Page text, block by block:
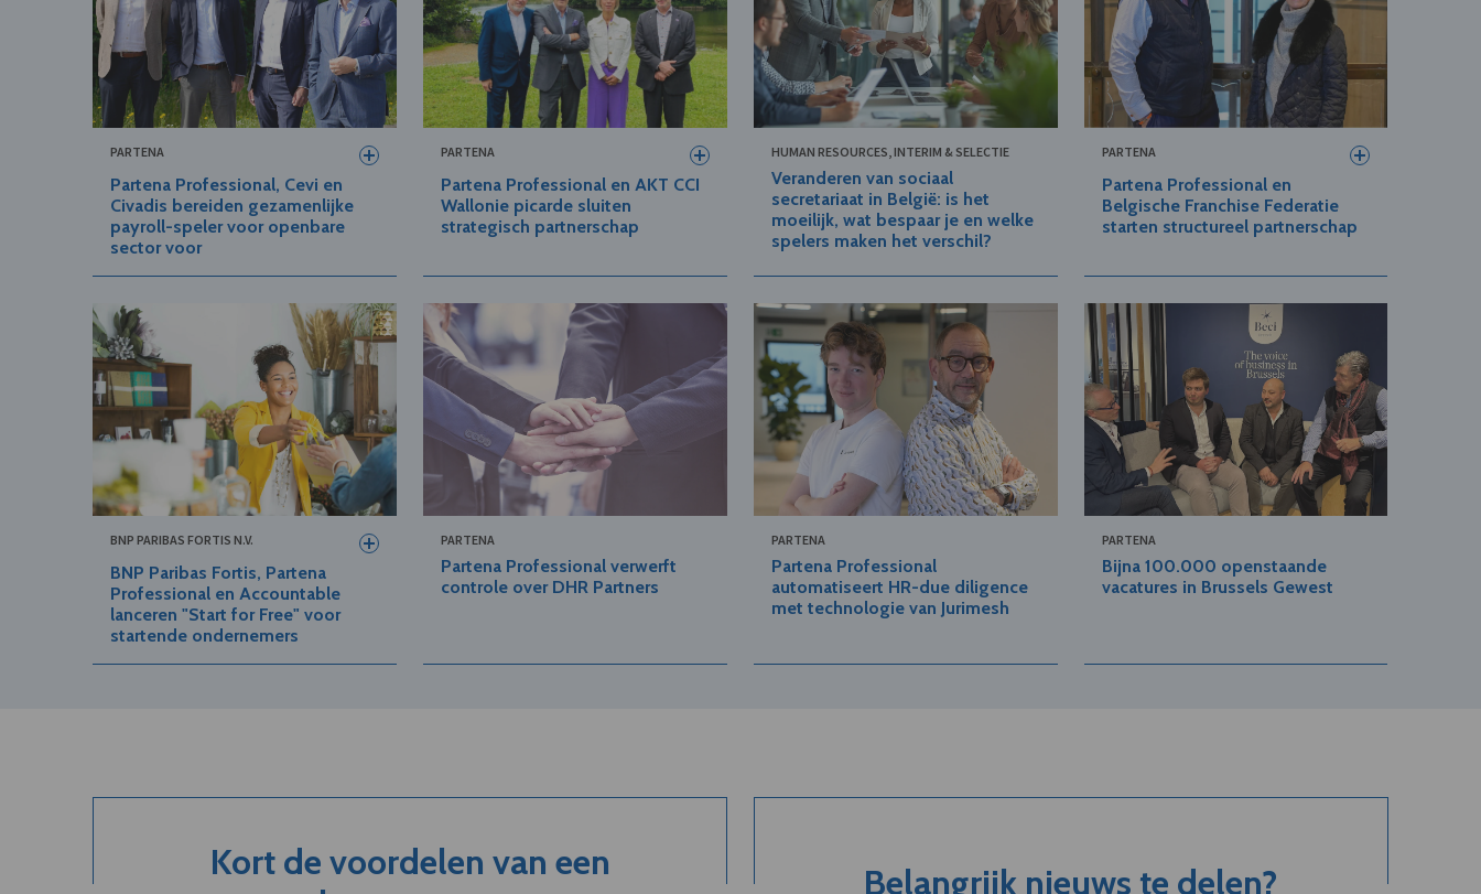
PARTENA
Partena Professional, Cevi en
Civadis bereiden gezamenlijke
payroll-speler voor openbare
sector voor
PARTENA
Partena Professional en AKT CCI
Wallonie picarde sluiten
strategisch partnerschap
HUMAN RESOURCES, INTERIM & SELECTIE
Veranderen van sociaal
secretariaat in België: is het
moeilijk, wat bespaar je en welke
spelers maken het verschil?
PARTENA
Partena Professional en
Belgische Franchise Federatie
starten structureel partnerschap
BNP PARIBAS FORTIS N.V.
BNP Paribas Fortis, Partena
Professional en Accountable
lanceren "Start for Free" voor
startende ondernemers
PARTENA
Partena Professional verwerft
controle over DHR Partners
PARTENA
Partena Professional
automatiseert HR-due diligence
met technologie van Jurimesh
PARTENA
Bijna 100.000 openstaande
vacatures in Brussels Gewest
Kort de voordelen van een
Belangrijk nieuws te delen?